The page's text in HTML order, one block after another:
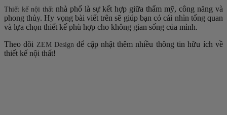
Thiết kế nội thấtnhà phố là sự kết hợp giữa thẩm mỹ, công năng và
phong thủy. Hy vọng bài viết trên sẽ giúp bạn có cái nhìn tổng quan
và lựa chọn thiết kế phù hợp cho không gian sống của mình.
Theo dõi ZEM Design để cập nhật thêm nhiều thông tin hữu ích về
thiết kế nội thất!